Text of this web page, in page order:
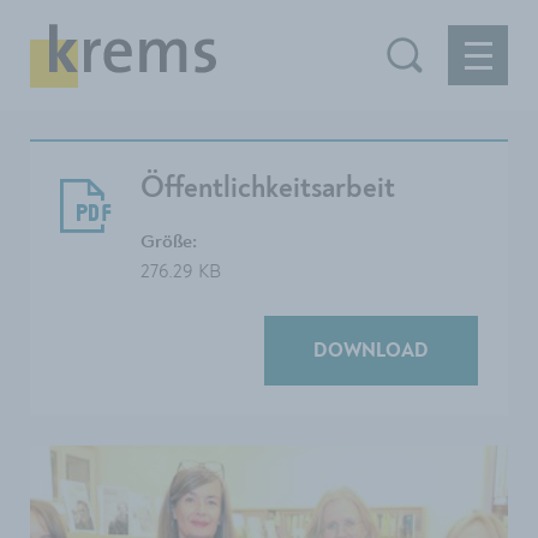
Öffentlichkeitsarbeit
Größe:
276.29 KB
DOWNLOAD